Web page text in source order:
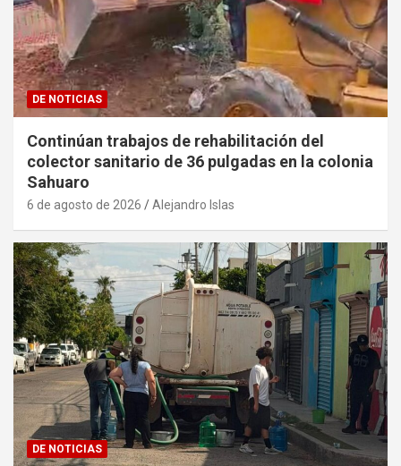
DE NOTICIAS
Continúan trabajos de rehabilitación del
colector sanitario de 36 pulgadas en la colonia
Sahuaro
6 de agosto de 2026 Alejandro Islas
DE NOTICIAS